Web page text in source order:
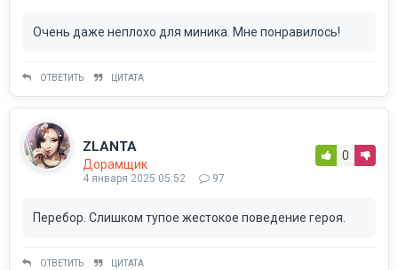
Очень даже неплохо для миника. Мне понравилось!
ОТВЕТИТЬ ЦИТАТА
ZLANTA
Дорамщик
4 января 2025 05:52 97
0
Перебор. Слишком тупое жестокое поведение героя.
ОТВЕТИТЬ ЦИТАТА